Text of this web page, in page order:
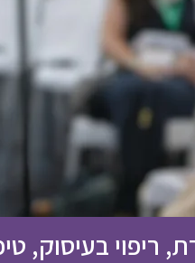
ריפוי בעיסוק,